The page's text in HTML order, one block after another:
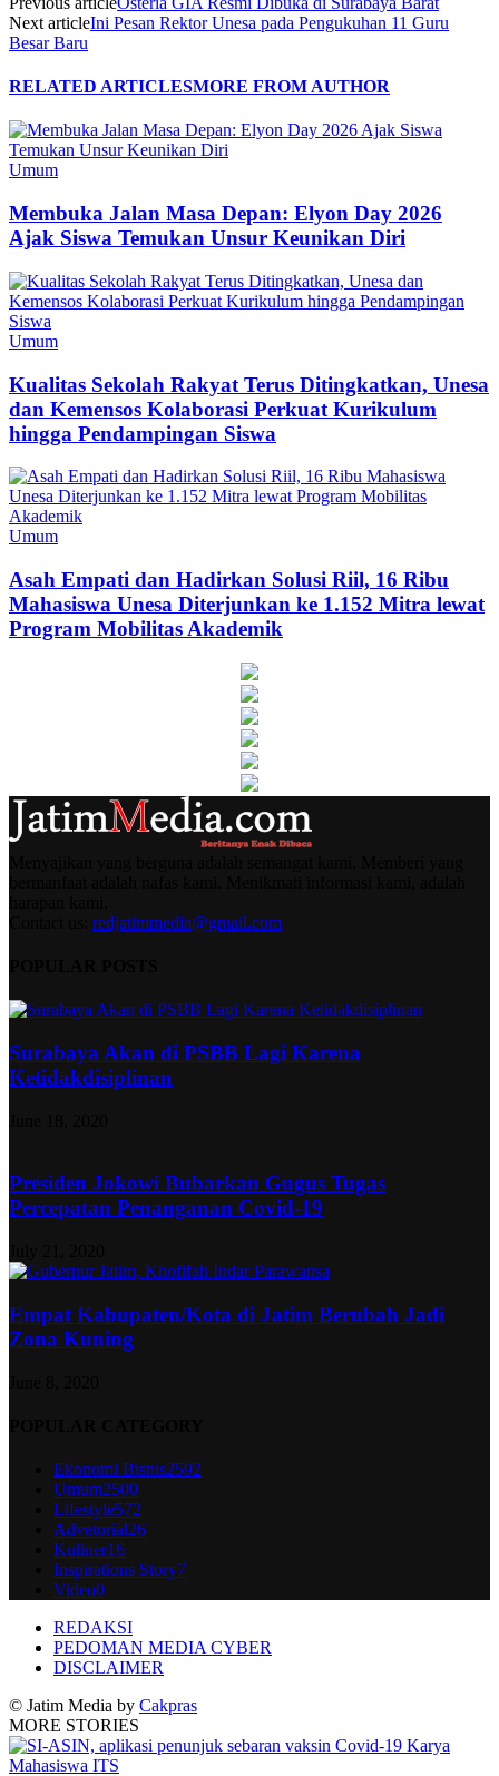
Next articleIni Pesan Rektor Unesa pada Pengukuhan 11 Guru
Besar Baru
RELATED ARTICLESMORE FROM AUTHOR
Umum
Membuka Jalan Masa Depan: Elyon Day 2026
Ajak Siswa Temukan Unsur Keunikan Diri
Umum
Kualitas Sekolah Rakyat Terus Ditingkatkan, Unesa
dan Kemensos Kolaborasi Perkuat Kurikulum
hingga Pendampingan Siswa
Umum
Asah Empati dan Hadirkan Solusi Riil, 16 Ribu
Mahasiswa Unesa Diterjunkan ke 1.152 Mitra lewat
Program Mobilitas Akademik
redjatimmedia@gmail.com
Surabaya Akan di PSBB Lagi Karena
Ketidakdisiplinan
Presiden Jokowi Bubarkan Gugus Tugas
Percepatan Penanganan Covid-19
Empat Kabupaten/Kota di Jatim Berubah Jadi
Zona Kuning
Ekonomi Bisnis2592
Umum2500
Lifestyle572
Advetorial26
Kuliner16
Inspirations Story7
Video0
REDAKSI
PEDOMAN MEDIA CYBER
DISCLAIMER
© Jatim Media by Cakpras
MORE STORIES